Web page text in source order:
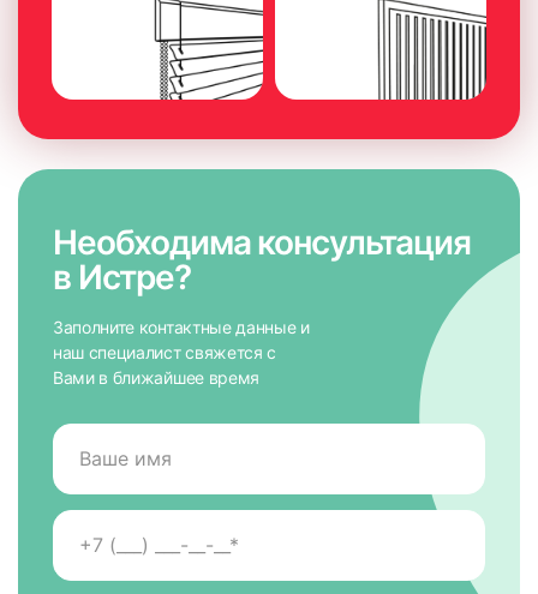
Необходима консультация
в Истре?
Заполните контактные данные и
наш специалист свяжется с
Вами в ближайшее время